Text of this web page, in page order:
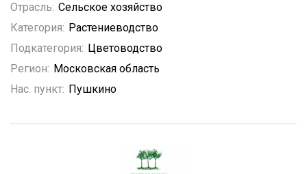
Отрасль: Сельское хозяйство
Категория: Растениеводство
Подкатегория: Цветоводство
Регион: Московская область
Нас. пункт: Пушкино